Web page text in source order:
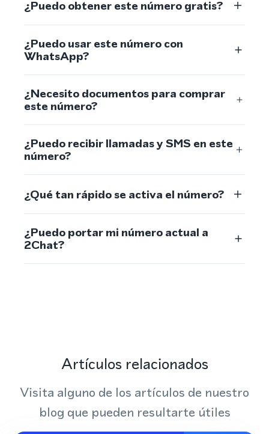
¿Puedo obtener este número gratis?
¿Puedo usar este número con
WhatsApp?
¿Necesito documentos para comprar
este número?
¿Puedo recibir llamadas y SMS en este
número?
¿Qué tan rápido se activa el número?
¿Puedo portar mi número actual a
2Chat?
Artículos relacionados
Visita alguno de los artículos de nuestro
blog que pueden resultarte útiles